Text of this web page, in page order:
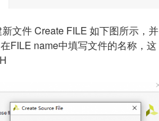
文件 Create FILE 如下图所示，并
FILE name中填写文件的名称，这